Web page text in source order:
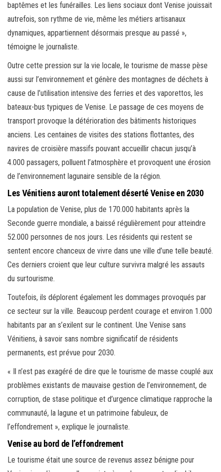
baptêmes et les funérailles. Les liens sociaux dont Venise jouissait
autrefois, son rythme de vie, même les métiers artisanaux
dynamiques, appartiennent désormais presque au passé »,
témoigne le journaliste.
Outre cette pression sur la vie locale, le tourisme de masse pèse
aussi sur l’environnement et génère des montagnes de déchets à
cause de l’utilisation intensive des ferries et des vaporettos, les
bateaux-bus typiques de Venise. Le passage de ces moyens de
transport provoque la détérioration des bâtiments historiques
anciens. Les centaines de visites des stations flottantes, des
navires de croisière massifs pouvant accueillir chacun jusqu’à
4.000 passagers, polluent l’atmosphère et provoquent une érosion
de l’environnement lagunaire sensible de la région.
Les Vénitiens auront totalement déserté Venise en 2030
La population de Venise, plus de 170.000 habitants après la
Seconde guerre mondiale, a baissé régulièrement pour atteindre
52.000 personnes de nos jours. Les résidents qui restent se
sentent encore chanceux de vivre dans une ville d’une telle beauté.
Ces derniers croient que leur culture survivra malgré les assauts
du surtourisme.
Toutefois, ils déplorent également les dommages provoqués par
ce secteur sur la ville. Beaucoup perdent courage et environ 1.000
habitants par an s’exilent sur le continent. Une Venise sans
Vénitiens, à savoir sans nombre significatif de résidents
permanents, est prévue pour 2030.
« Il n’est pas exagéré de dire que le tourisme de masse couplé aux
problèmes existants de mauvaise gestion de l’environnement, de
corruption, de stase politique et d’urgence climatique rapproche la
communauté, la lagune et un patrimoine fabuleux, de
l’effondrement », explique le journaliste.
Venise au bord de l’effondrement
Le tourisme était une source de revenus assez bénigne pour